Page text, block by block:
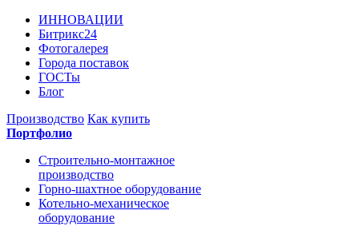
ИННОВАЦИИ
Битрикс24
Фотогалерея
Города поставок
ГОСТы
Блог
Производство Как купить
Портфолио
Строительно-монтажное
производство
Горно-шахтное оборудование
Котельно-механическое
оборудование